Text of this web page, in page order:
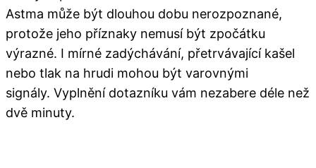
Astma může být dlouhou dobu nerozpoznané,
protože jeho příznaky nemusí být zpočátku
výrazné. I mírné zadýchávání, přetrvávající kašel
nebo tlak na hrudi mohou být varovnými
signály. Vyplnění dotazníku vám nezabere déle než
dvě minuty.